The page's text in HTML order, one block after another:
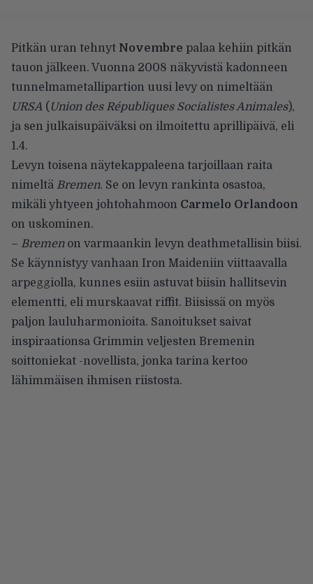
Pitkän uran tehnyt Novembre palaa kehiin pitkän
tauon jälkeen. Vuonna 2008 näkyvistä kadonneen
tunnelmametallipartion uusi levy on nimeltään
URSA ( Union des Républiques Socialistes Animales),
ja sen julkaisupäiväksi on ilmoitettu aprillipäivä, eli
1.4.
Levyn toisena näytekappaleena tarjoillaan raita
nimeltä Bremen. Se on levyn rankinta osastoa,
mikäli yhtyeen johtohahmoon Carmelo Orlandoon
on uskominen.
– Bremenon varmaankin levyn deathmetallisin biisi.
Se käynnistyy vanhaan Iron Maideniin viittaavalla
arpeggiolla, kunnes esiin astuvat biisin hallitsevin
elementti, eli murskaavat riffit. Biisissä on myös
paljon lauluharmonioita. Sanoitukset saivat
inspiraationsa Grimmin veljesten Bremenin
soittoniekat -novellista, jonka tarina kertoo
lähimmäisen ihmisen riistosta.